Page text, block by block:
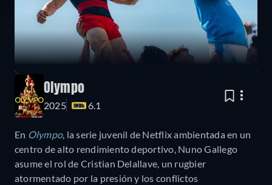
Olympo
2025 6.1
En Olympo, la serie juvenil de Netflix ambientada en un
centro de alto rendimiento deportivo, Nuno Gallego
asume el rol de Cristian Delallave, un rugbier
atormentado por la presión y los conflictos